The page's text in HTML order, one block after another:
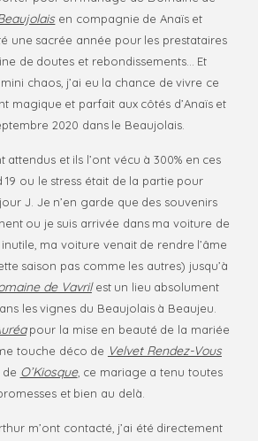
en compagnie de Anaïs et
une sacrée année pour les prestataires
de doutes et rebondissements… Et
chaos, j’ai eu la chance de vivre ce
magique et parfait aux côtés d’Anaïs et
2020 dans le Beaujolais.
attendus et ils l’ont vécu à 300% en ces
19 ou le stress était de la partie pour
J. Je n’en garde que des souvenirs
ou je suis arrivée dans ma voiture de
ma voiture venait de rendre l’âme
saison pas comme les autres) jusqu’à
de Vavrilest un lieu absolument
les vignes du Beaujolais à Beaujeu.
pour la mise en beauté de la mariée
touche déco de Velvet Rendez-Vous
de O’Kiosque, ce mariage a tenu toutes
et bien au delà.
m’ont contacté, j’ai été directement
be
be
the